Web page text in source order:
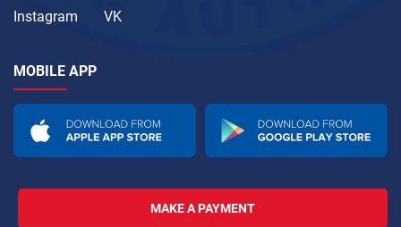
Instagram
VK
MOBILE APP
MAKE A PAYMENT